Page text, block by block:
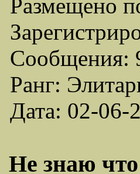
Размещено
Сообщения:
Ранг:
Дата: 02-06-
Не знаю